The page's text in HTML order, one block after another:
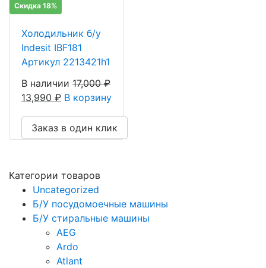
Скидка 18%
Холодильник б/у
Indesit IBF181
Артикул 2213421h1
В наличии 17,000₽
13,990 ₽ В корзину
Заказ в один клик
Категории товаров
Uncategorized
Б/У посудомоечные машины
Б/У стиральные машины
AEG
Ardo
Atlant